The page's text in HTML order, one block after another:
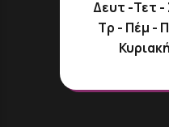
Δευτ -Τετ -
Τρ - Πέμ -